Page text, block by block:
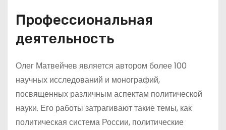
Профессиональная
деятельность
Олег Матвейчев является автором более 100
научных исследований и монографий,
посвященных различным аспектам политической
науки. Его работы затрагивают такие темы, как
политическая система России, политические